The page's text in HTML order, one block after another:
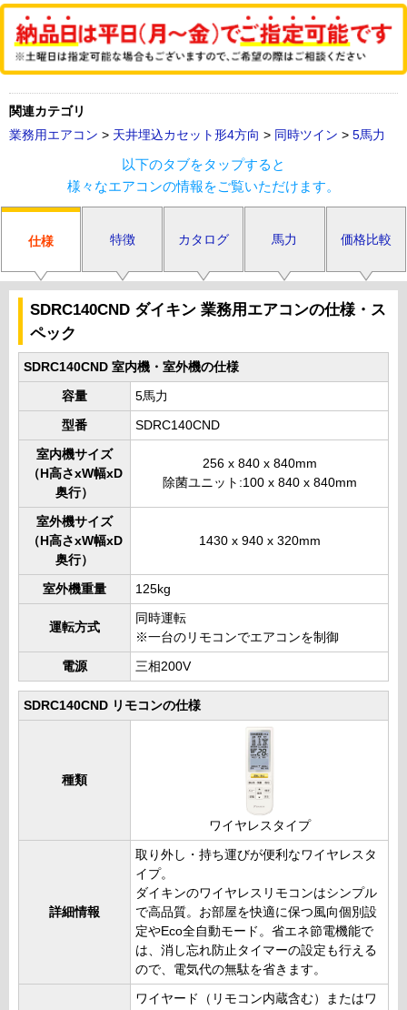
関連カテゴリ
業務用エアコン > 天井埋込カセット形4方向 > 同時ツイン > 5馬力
以下のタブをタップすると
様々なエアコンの情報をご覧いただけます。
仕様 特徴 カタログ 馬力 価格比較
SDRC140CND ダイキン 業務用エアコンの仕様・ス
ペック
SDRC140CND 室内機・室外機の仕様
容量 5馬力
型番 SDRC140CND
室内機サイズ
（H高さxW幅xD
奥行）
256 x 840 x 840mm
除菌ユニット:100 x 840 x 840mm
室外機サイズ
（H高さxW幅xD
奥行）
1430 x 940 x 320mm
室外機重量 125kg
運転方式
同時運転
※一台のリモコンでエアコンを制御
電源 三相200V
SDRC140CND リモコンの仕様
種類
ワイヤレスタイプ
詳細情報
取り外し・持ち運びが便利なワイヤレスタ
イプ。
ダイキンのワイヤレスリモコンはシンプル
で高品質。お部屋を快適に保つ風向個別設
定やEco全自動モード。省エネ節電機能で
は、消し忘れ防止タイマーの設定も行える
ので、電気代の無駄を省きます。
ワイヤード（リモコン内蔵含む）またはワ